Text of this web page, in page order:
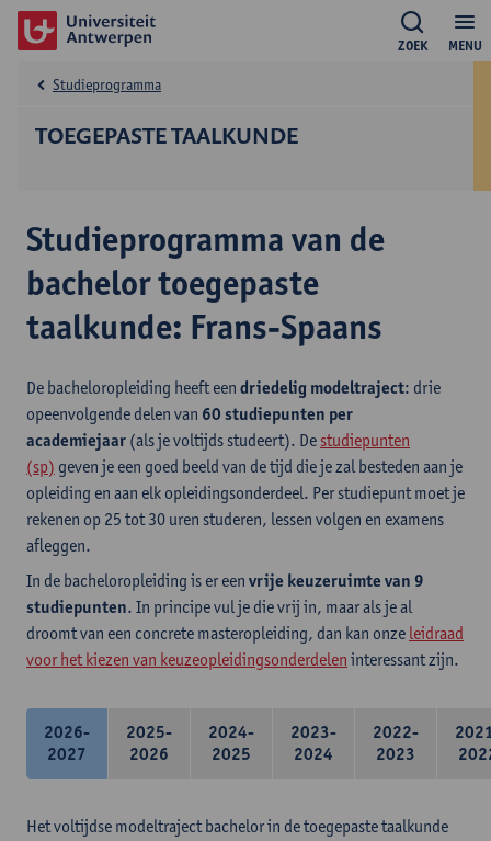
MENU
ZOEK
TOEGEPASTE TAALKUNDE
Studieprogramma
Studieprogramma van de
bachelor toegepaste
taalkunde: Frans-Spaans
De bacheloropleiding heeft een driedelig modeltraject: drie
opeenvolgende delen van 60 studiepunten per
academiejaar (als je voltijds studeert). De studiepunten
(sp) geven je een goed beeld van de tijd die je zal besteden aan je
opleiding en aan elk opleidingsonderdeel. Per studiepunt moet je
rekenen op 25 tot 30 uren studeren, lessen volgen en examens
afleggen.
In de bacheloropleiding is er een vrije keuzeruimte van 9
studiepunten. In principe vul je die vrij in, maar als je al
droomt van een concrete masteropleiding, dan kan onze leidraad
voor het kiezen van keuzeopleidingsonderdelen interessant zijn.
2026-
2027
2025-
2026
2024-
2025
2023-
2024
2022-
2023
Het voltijdse modeltraject bachelor in de toegepaste taalkunde